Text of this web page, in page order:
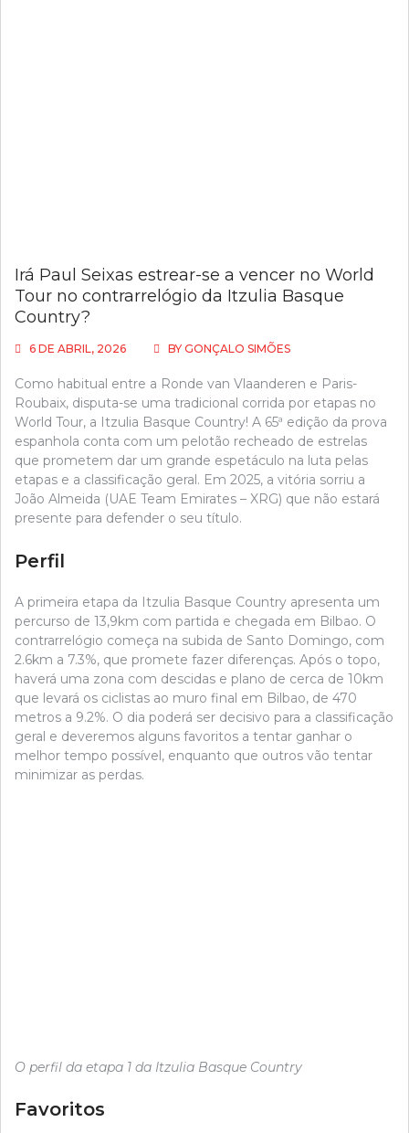
Irá Paul Seixas estrear-se a vencer no World
Tour no contrarrelógio da Itzulia Basque
Country?
6 DE ABRIL, 2026 BY GONÇALO SIMÕES
Como habitual entre a Ronde van Vlaanderen e Paris-
Roubaix, disputa-se uma tradicional corrida por etapas no
World Tour, a Itzulia Basque Country! A 65ª edição da prova
espanhola conta com um pelotão recheado de estrelas
que prometem dar um grande espetáculo na luta pelas
etapas e a classificação geral. Em 2025, a vitória sorriu a
João Almeida (UAE Team Emirates – XRG) que não estará
presente para defender o seu título.
Perfil
A primeira etapa da Itzulia Basque Country apresenta um
percurso de 13,9km com partida e chegada em Bilbao. O
contrarrelógio começa na subida de Santo Domingo, com
2.6km a 7.3%, que promete fazer diferenças. Após o topo,
haverá uma zona com descidas e plano de cerca de 10km
que levará os ciclistas ao muro final em Bilbao, de 470
metros a 9.2%. O dia poderá ser decisivo para a classificação
geral e deveremos alguns favoritos a tentar ganhar o
melhor tempo possível, enquanto que outros vão tentar
minimizar as perdas.
O perfil da etapa 1 da Itzulia Basque Country
Favoritos